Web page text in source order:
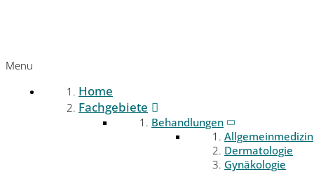
Menu
Home
Fachgebiete
Behandlungen
Allgemeinmedizin
Dermatologie
Gynäkologie